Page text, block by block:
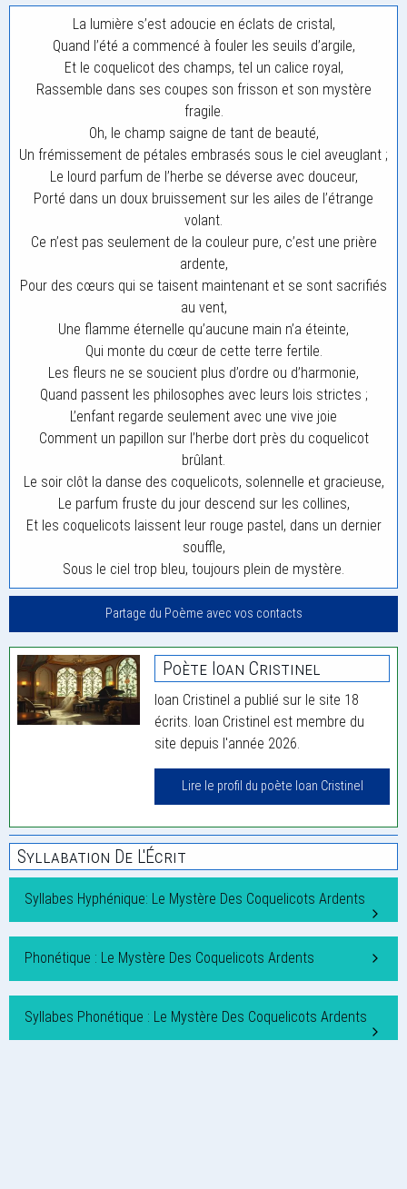
La lumière s’est adoucie en éclats de cristal,
Quand l’été a commencé à fouler les seuils d’argile,
Et le coquelicot des champs, tel un calice royal,
Rassemble dans ses coupes son frisson et son mystère
fragile.
Oh, le champ saigne de tant de beauté,
Un frémissement de pétales embrasés sous le ciel aveuglant ;
Le lourd parfum de l’herbe se déverse avec douceur,
Porté dans un doux bruissement sur les ailes de l’étrange
volant.
Ce n’est pas seulement de la couleur pure, c’est une prière
ardente,
Pour des cœurs qui se taisent maintenant et se sont sacrifiés
au vent,
Une flamme éternelle qu’aucune main n’a éteinte,
Qui monte du cœur de cette terre fertile.
Les fleurs ne se soucient plus d’ordre ou d’harmonie,
Quand passent les philosophes avec leurs lois strictes ;
L’enfant regarde seulement avec une vive joie
Comment un papillon sur l’herbe dort près du coquelicot
brûlant.
Le soir clôt la danse des coquelicots, solennelle et gracieuse,
Le parfum fruste du jour descend sur les collines,
Et les coquelicots laissent leur rouge pastel, dans un dernier
souffle,
Sous le ciel trop bleu, toujours plein de mystère.
Partage du Poème avec vos contacts
Poète Ioan Cristinel
Ioan Cristinel a publié sur le site 18
écrits. Ioan Cristinel est membre du
site depuis l'année 2026.
Lire le profil du poète Ioan Cristinel
Syllabation De L'Écrit
Syllabes Hyphénique: Le Mystère Des Coquelicots Ardents
Phonétique : Le Mystère Des Coquelicots Ardents
Syllabes Phonétique : Le Mystère Des Coquelicots Ardents